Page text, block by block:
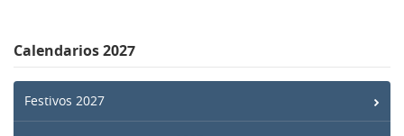
Calendarios 2027
Festivos 2027